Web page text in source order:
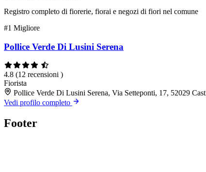
Registro completo di fiorerie, fiorai e negozi di fiori nel comune
#1 Migliore
Pollice Verde Di Lusini Serena
4.8 (12 recensioni )
Fiorista
Pollice Verde Di Lusini Serena, Via Setteponti, 17, 52029
Vedi profilo completo
Footer